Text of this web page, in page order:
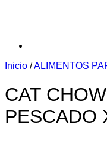
Inicio /ALIMENTOS
CAT
PESCADO